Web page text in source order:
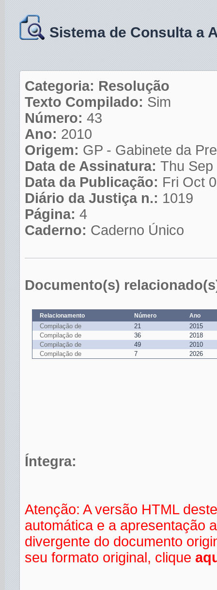
Sistema de Consulta a
Categoria: Resolução
Texto Compilado: Sim
Número: 43
Ano: 2010
Origem: GP - Gabinete da
Data de Assinatura: Thu Sep
Data da Publicação: Fri Oct
Diário da Justiça n.: 1019
Página: 4
Caderno: Caderno Único
Documento(s)
Relacionamento Número Ano
Compilação de 21
2015
Compilação de
36
2018
Compilação de
49
2010
Compilação de
7 2026
Íntegra:
Atenção: A versão HTML
automática e a apresentação
divergente do documento
seu formato original, clique